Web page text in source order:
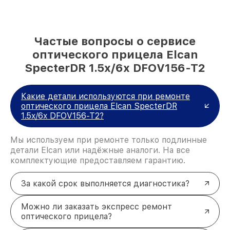
Частые вопросы о сервисе
оптического прицела Elcan
SpecterDR 1.5x/6x DFOV156-T2
Какие детали используются при ремонте
оптического прицела Elcan SpecterDR
1.5x/6x DFOV156-T2?
Мы используем при ремонте только подлинные
детали Elcan или надёжные аналоги. На все
комплектующие предоставляем гарантию.
За какой срок выполняется диагностика?
Можно ли заказать экспресс ремонт
оптического прицела?